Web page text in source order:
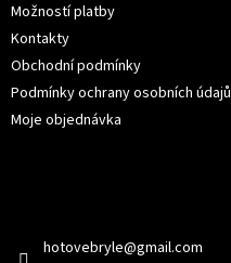
Možností platby
Kontakty
Obchodní podmínky
Podmínky ochrany osobních údajů
Moje objednávka
hotovebryle@gmail.com